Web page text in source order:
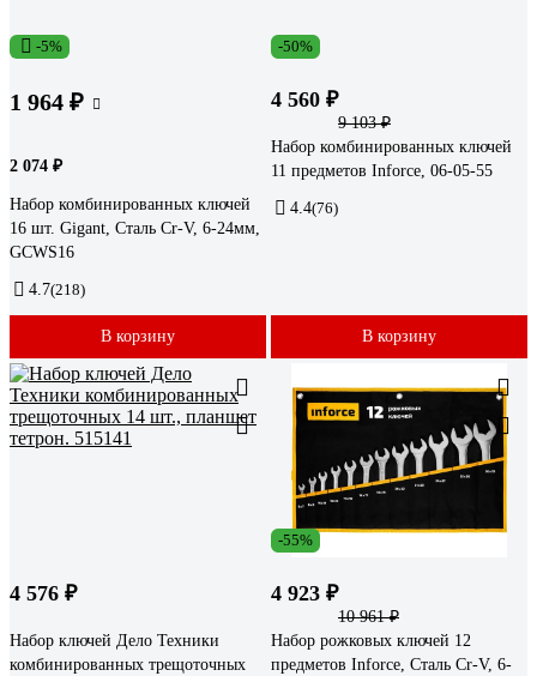
-5%
1 964 ₽
2 074 ₽
Набор комбинированных ключей
16 шт. Gigant, Сталь Cr-V, 6-24мм,
GCWS16
4.7(218)
В корзину
-50%
4 560 ₽
9 103 ₽
Набор комбинированных ключей
11 предметов Inforce, 06-05-55
4.4(76)
В корзину
4 576 ₽
Набор ключей Дело Техники
комбинированных трещоточных
-55%
4 923 ₽
10 961 ₽
Набор рожковых ключей 12
предметов Inforce, Сталь Cr-V, 6-